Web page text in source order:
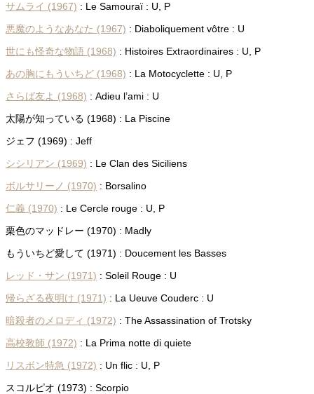
サムライ (1967) : Le Samouraï : U, P
悪魔のようなあなた (1967) : Diaboliquement vôtre : U
世にも怪奇な物語 (1968) : Histoires Extraordinaires : U, P
あの胸にもういちど (1968) : La Motocyclette : U, P
さらば友よ (1968) : Adieu l’ami : U
太陽が知っている (1968) : La Piscine
ジェフ (1969) : Jeff
シシリアン (1969) : Le Clan des Siciliens
ボルサリーノ (1970) : Borsalino
仁義 (1970) : Le Cercle rouge : U, P
栗色のマッドレー (1970) : Madly
もういちど愛して (1971) : Doucement les Basses
レッド・サン (1971) : Soleil Rouge : U
帰らざる夜明け (1971) : La Ueuve Couderc : U
暗殺者のメロディ (1972) : The Assassination of Trotsky
高校教師 (1972) : La Prima notte di quiete
リスボン特急 (1972) : Un flic : U, P
スコルピオ (1973) : Scorpio